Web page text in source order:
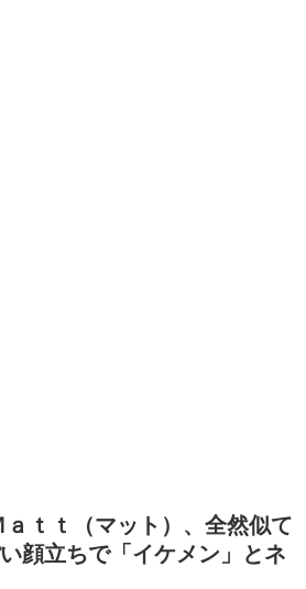
ｔｔ（マット）、全然似て
顔立ちで「イケメン」とネ